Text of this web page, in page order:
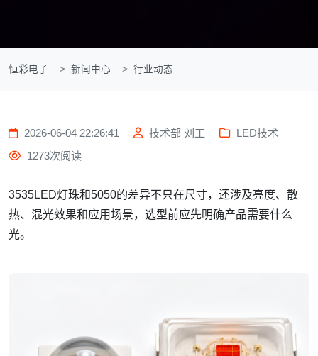
恒彩电子 新闻中心 行业动态
2026-06-04 22:26:41 技术部 刘工
LED技术
1273次阅读
3535LED灯珠和5050的差异不只在尺寸，还涉及亮度、散
热、混光效果和应用场景，选型前应先明确产品需要什么
光。